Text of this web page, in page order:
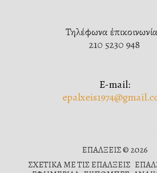
Τηλέφωνα
210 5230 948
E-mail:
ΕΠΑΛΞΕΙΣ © 2026
ΣΧΕΤΙΚΑ ΜΕ ΤΙΣ ΕΠΑΛΞΕΙΣ